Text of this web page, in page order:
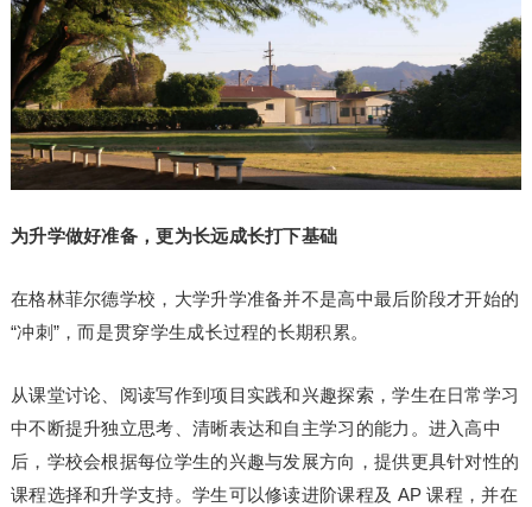
为升学做好准备，更为长远成长打下基础
在格林菲尔德学校，大学升学准备并不是高中最后阶段才开始的
“冲刺”，而是贯穿学生成长过程的长期积累。
从课堂讨论、阅读写作到项目实践和兴趣探索，学生在日常学习
中不断提升独立思考、清晰表达和自主学习 的能力。进入高中
后，学校会根据每位学生的兴趣与发展方向，提供更具针对性的
课程选择和升学支持。学生可以修读进阶课程及 AP 课程，并在